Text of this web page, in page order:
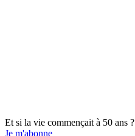
Et si la vie commençait à 50 ans ?
Je m'abonne